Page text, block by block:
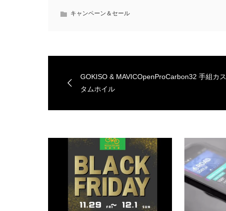
キャンペーン＆セール
GOKISO & MAVICOpenProCarbon32 手組カス
タムホイル